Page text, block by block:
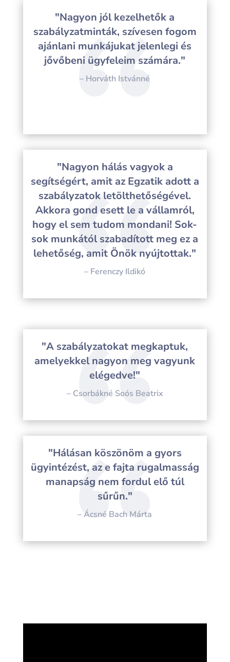
"Nagyon jól kezelhetők a
szabályzatminták, szívesen fogom
ajánlani munkájukat jelenlegi és
jővőbeni ügyfeleim számára."
– Horváth Istvánné
"Nagyon hálás vagyok a
segítségért, amit az Egzatik adott a
szabályzatok letölthetőségével.
Akkora gond esett le a vállamról,
hogy el sem tudom mondani! Sok-
sok munkától szabadított meg ez a
lehetőség, amit Önök nyújtottak."
– Ferenczy Ildikó
"A szabályzatokat megkaptuk,
amelyekkel nagyon meg vagyunk
elégedve!"
– Csorbákné Soós Beatrix
"Hálásan köszönöm a gyors
ügyintézést, az e fajta rugalmasság
manapság nem fordul elő túl
sűrűn."
– Ácsné Bach Márta